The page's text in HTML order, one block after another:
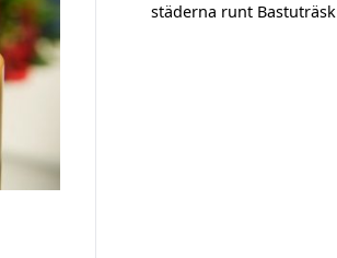
städerna runt Bastuträsk